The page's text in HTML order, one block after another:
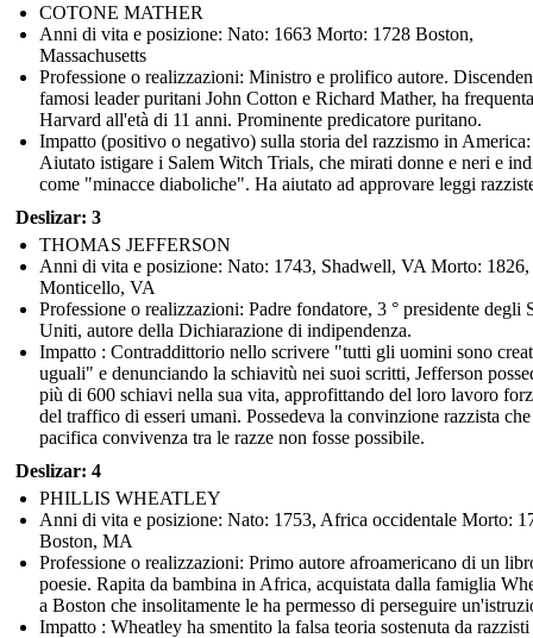
COTONE MATHER
Anni di vita e posizione: Nato: 1663 Morto: 1728 Boston,
Massachusetts
Professione o realizzazioni: Ministro e prolifico autore.
famosi leader puritani John Cotton e Richard Mather, ha
Harvard all'età di 11 anni. Prominente predicatore puritano.
Impatto (positivo o negativo) sulla storia del razzismo in America:
Aiutato istigare i Salem Witch Trials, che mirati donne e neri e
come "minacce diaboliche". Ha aiutato ad approvare leggi
Deslizar: 3
THOMAS JEFFERSON
Anni di vita e posizione: Nato: 1743, Shadwell, VA Morto: 1826,
Monticello, VA
Professione o realizzazioni: Padre fondatore, 3 ° presidente degli
Uniti, autore della Dichiarazione di indipendenza.
Impatto : Contraddittorio nello scrivere "tutti gli uomini sono
uguali" e denunciando la schiavitù nei suoi scritti, Jefferson
più di 600 schiavi nella sua vita, approfittando del loro lavoro
del traffico di esseri umani. Possedeva la convinzione razzista
pacifica convivenza tra le razze non fosse possibile.
Deslizar: 4
PHILLIS WHEATLEY
Anni di vita e posizione: Nato: 1753, Africa occidentale Morto:
Boston, MA
Professione o realizzazioni: Primo autore afroamericano di un
poesie. Rapita da bambina in Africa, acquistata dalla famiglia
a Boston che insolitamente le ha permesso di perseguire
Impatto : Wheatley ha smentito la falsa teoria sostenuta da razzisti